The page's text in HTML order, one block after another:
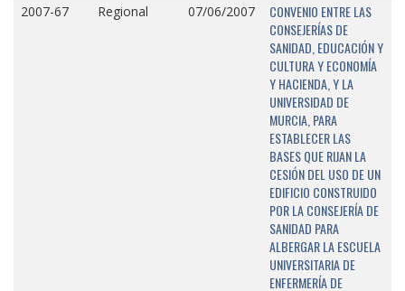
2007-67 Regional 07/06/2007
CONVENIO ENTRE LAS
CONSEJERÍAS DE
SANIDAD, EDUCACIÓN Y
CULTURA Y ECONOMÍA
Y HACIENDA, Y LA
UNIVERSIDAD DE
MURCIA, PARA
ESTABLECER LAS
BASES QUE RIJAN LA
CESIÓN DEL USO DE UN
EDIFICIO CONSTRUIDO
POR LA CONSEJERÍA DE
SANIDAD PARA
ALBERGAR LA ESCUELA
UNIVERSITARIA DE
ENFERMERÍA DE